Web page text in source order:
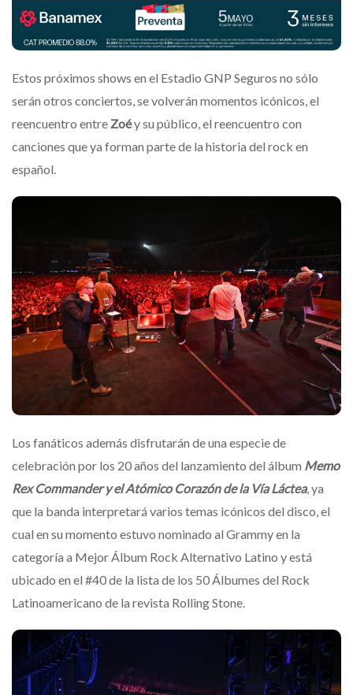
Estos próximos shows en el Estadio GNP Seguros no sólo
serán otros conciertos, se volverán momentos icónicos, el
reencuentro entre Zoéy su público, el reencuentro con
canciones que ya forman parte de la historia del rock en
español.
Los fanáticos además disfrutarán de una especie de
celebración por los 20 años del lanzamiento del álbum Memo
Rex Commander y el Atómico Corazón de la Vía Láctea, ya
que la banda interpretará varios temas icónicos del disco, el
cual en su momento estuvo nominado al Grammy en la
categoría a Mejor Álbum Rock Alternativo Latino y está
ubicado en el #40 de la lista de los 50 Álbumes del Rock
Latinoamericano de la revista Rolling Stone.